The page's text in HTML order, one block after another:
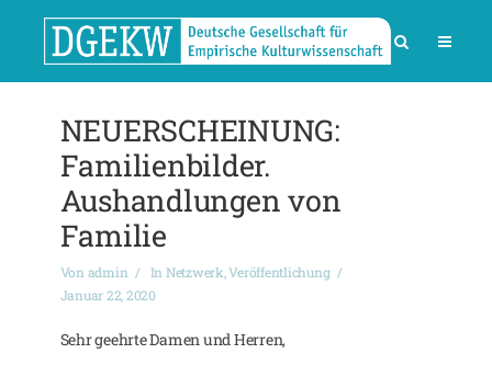
NEUERSCHEINUNG:
Familienbilder.
Aushandlungen von
Familie
Von admin In Netzwerk,Veröffentlichung
Januar 22, 2020
Sehr geehrte Damen und Herren,